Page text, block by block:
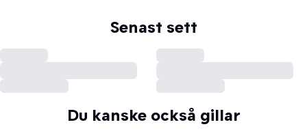
Senast sett
Du kanske också gillar